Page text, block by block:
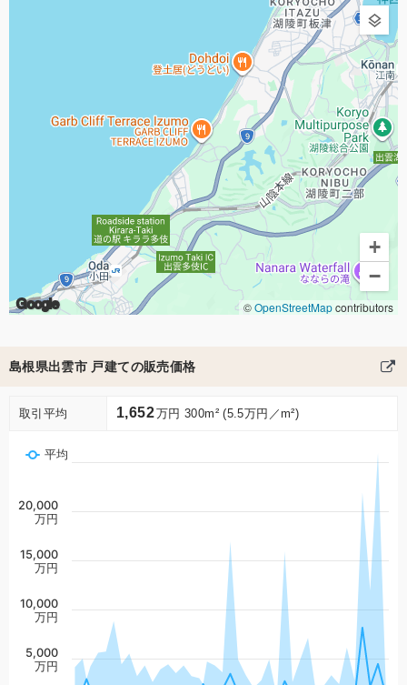
Google
+
−
©OpenStreetMapcontributors
島根県出雲市 戸建ての販売価格
取引平均 1,652万円 300m² (5.5万円／m²)
平均
5,000
万円
10,000
万円
15,000
万円
20,000
万円